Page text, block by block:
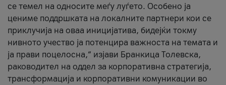
се темел на односите меѓу луѓето. Особено ја
цениме поддршката на локалните партнери кои се
приклучија на оваа иницијатива, бидејќи токму
нивното учество ја потенцира важноста на темата и
ја прави поцелосна,“ изјави Бранкица Толевска,
раководител на оддел за корпоративна стратегија,
трансформација и корпоративни комуникации во